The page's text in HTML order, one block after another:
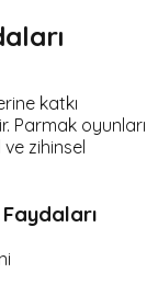
katkı
Parmak oyunları
zihinsel